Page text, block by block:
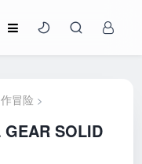
冒险 >
GEAR SOLID